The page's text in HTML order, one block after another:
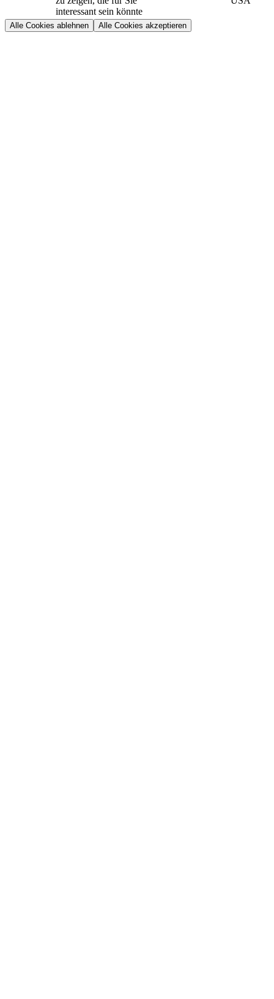
interessant sein könnte
Alle Cookies ablehnen Alle Cookies akzeptieren